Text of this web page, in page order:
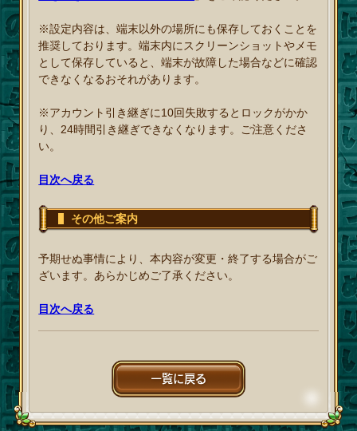
※設定内容は、端末以外の場所にも保存しておくことを
推奨しております。端末内にスクリーンショットやメモ
として保存していると、端末が故障した場合などに確認
できなくなるおそれがあります。
※アカウント引き継ぎに10回失敗するとロックがかか
り、24時間引き継ぎできなくなります。ご注意くださ
い。
目次へ戻る
その他ご案内
予期せぬ事情により、本内容が変更・終了する場合がご
ざいます。あらかじめご了承ください。
目次へ戻る
一覧に戻る